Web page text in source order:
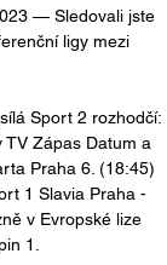
— Sledovali jste
ligy mezi
Sport 2 rozhodčí:
TV Zápas Datum a
Praha 6. (18:45)
1 Slavia Praha -
v Evropské lize
1.